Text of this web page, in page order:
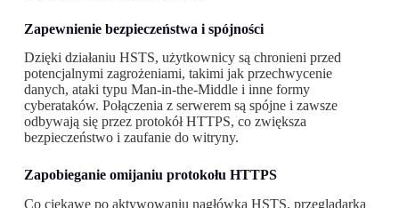
Zapewnienie bezpieczeństwa i spójności
Dzięki działaniu HSTS, użytkownicy są chronieni przed
potencjalnymi zagrożeniami, takimi jak przechwycenie
danych, ataki typu Man-in-the-Middle i inne formy
cyberataków. Połączenia z serwerem są spójne i zawsze
odbywają się przez protokół HTTPS, co zwiększa
bezpieczeństwo i zaufanie do witryny.
Zapobieganie omijaniu protokołu HTTPS
Co ciekawe po aktywowaniu nagłówka HSTS, przeglądarka